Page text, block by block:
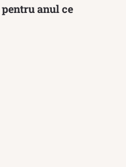
anul ce